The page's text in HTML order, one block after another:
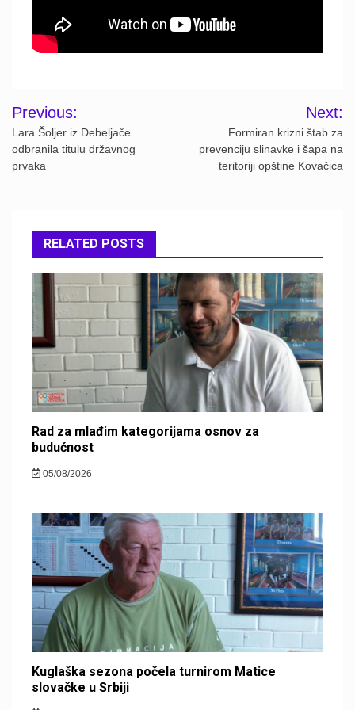
Post
navigation
Previous:
Lara Šoljer iz Debeljače
odbranila titulu državnog
prvaka
Next:
Formiran krizni štab za
prevenciju slinavke i šapa na
teritoriji opštine Kovačica
RELATED POSTS
Rad za mlađim kategorijama osnov za
budućnost
05/08/2026
Kuglaška sezona počela turnirom Matice
slovačke u Srbiji